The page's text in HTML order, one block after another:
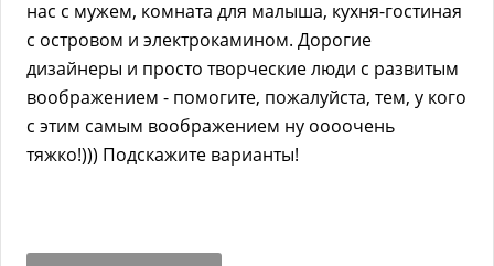
нас с мужем, комната для малыша, кухня-гостиная
с островом и электрокамином. Дорогие
дизайнеры и просто творческие люди с развитым
воображением - помогите, пожалуйста, тем, у кого
с этим самым воображением ну оооочень
тяжко!))) Подскажите варианты!